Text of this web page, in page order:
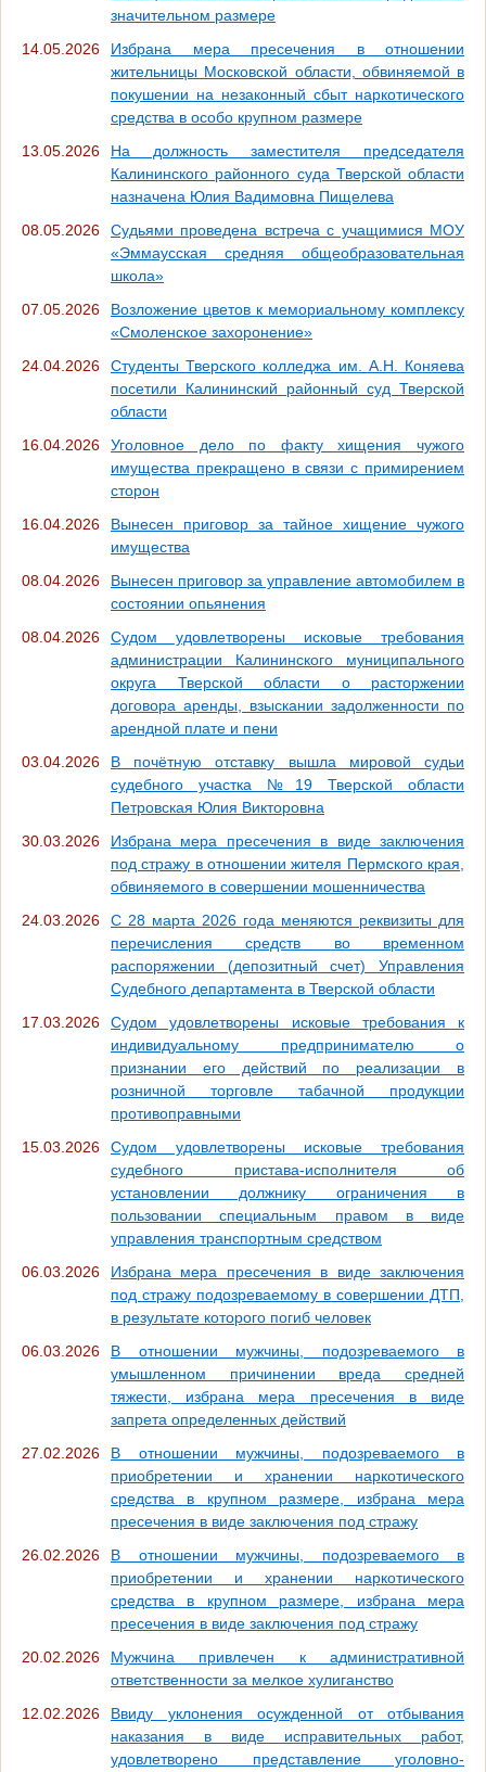
значительном размере
14.05.2026
Избрана мера пресечения в отношении
жительницы Московской области, обвиняемой в
покушении на незаконный сбыт наркотического
средства в особо крупном размере
13.05.2026
На должность заместителя председателя
Калининского районного суда Тверской области
назначена Юлия Вадимовна Пищелева
08.05.2026
Судьями проведена встреча с учащимися МОУ
«Эммаусская средняя общеобразовательная
школа»
07.05.2026
Возложение цветов к мемориальному комплексу
«Смоленское захоронение»
24.04.2026
Студенты Тверского колледжа им. А.Н. Коняева
посетили Калининский районный суд Тверской
области
16.04.2026
Уголовное дело по факту хищения чужого
имущества прекращено в связи с примирением
сторон
16.04.2026
Вынесен приговор за тайное хищение чужого
имущества
08.04.2026
Вынесен приговор за управление автомобилем в
состоянии опьянения
08.04.2026
Судом удовлетворены исковые требования
администрации Калининского муниципального
округа Тверской области о расторжении
договора аренды, взыскании задолженности по
арендной плате и пени
03.04.2026
В почётную отставку вышла мировой судьи
судебного участка №19 Тверской области
Петровская Юлия Викторовна
30.03.2026
Избрана мера пресечения в виде заключения
под стражу в отношении жителя Пермского края,
обвиняемого в совершении мошенничества
24.03.2026
С 28 марта 2026 года меняются реквизиты для
перечисления средств во временном
распоряжении (депозитный счет) Управления
Судебного департамента в Тверской области
17.03.2026
Судом удовлетворены исковые требования к
индивидуальному предпринимателю о
признании его действий по реализации в
розничной торговле табачной продукции
противоправными
15.03.2026
Судом удовлетворены исковые требования
судебного пристава-исполнителя об
установлении должнику ограничения в
пользовании специальным правом в виде
управления транспортным средством
06.03.2026
Избрана мера пресечения в виде заключения
под стражу подозреваемому в совершении ДТП,
в результате которого погиб человек
06.03.2026
В отношении мужчины, подозреваемого в
умышленном причинении вреда средней
тяжести, избрана мера пресечения в виде
запрета определенных действий
27.02.2026
В отношении мужчины, подозреваемого в
приобретении и хранении наркотического
средства в крупном размере, избрана мера
пресечения в виде заключения под стражу
26.02.2026
В отношении мужчины, подозреваемого в
приобретении и хранении наркотического
средства в крупном размере, избрана мера
пресечения в виде заключения под стражу
20.02.2026
Мужчина привлечен к административной
ответственности за мелкое хулиганство
12.02.2026
Ввиду уклонения осужденной от отбывания
наказания в виде исправительных работ,
удовлетворено представление уголовно-